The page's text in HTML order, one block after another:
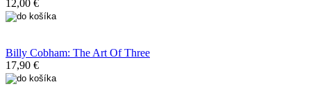
12,00 €
Billy Cobham: The Art Of Three
17,90 €